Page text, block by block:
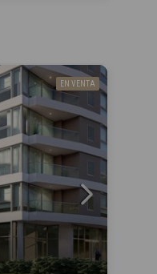
EN VENTA